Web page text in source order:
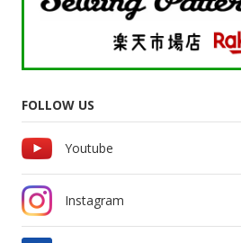
FOLLOW US
Youtube
Instagram